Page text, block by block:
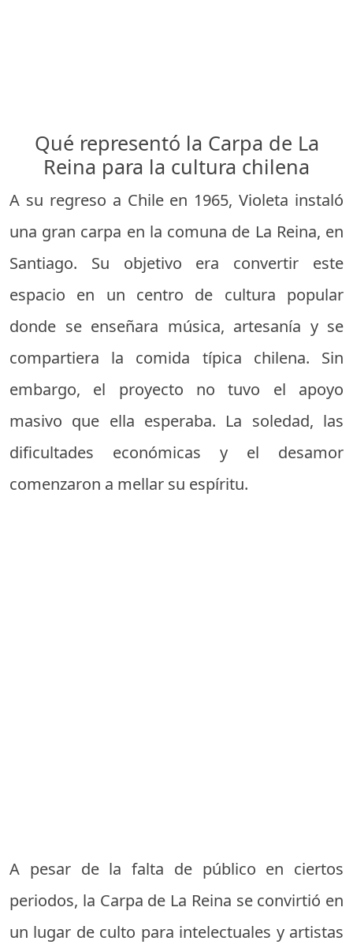
Qué representó la Carpa de La
Reina para la cultura chilena
A su regreso a Chile en 1965, Violeta instaló
una gran carpa en la comuna de La Reina, en
Santiago. Su objetivo era convertir este
espacio en un centro de cultura popular
donde se enseñara música, artesanía y se
compartiera la comida típica chilena. Sin
embargo, el proyecto no tuvo el apoyo
masivo que ella esperaba. La soledad, las
dificultades económicas y el desamor
comenzaron a mellar su espíritu.
A pesar de la falta de público en ciertos
periodos, la Carpa de La Reina se convirtió en
un lugar de culto para intelectuales y artistas